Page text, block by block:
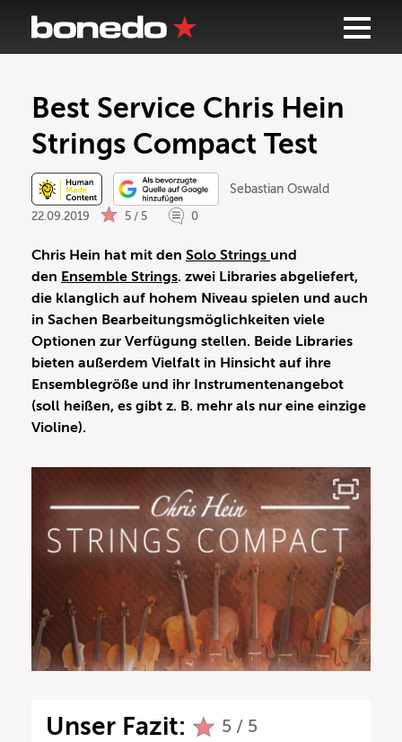
Best Service Chris Hein
Strings Compact Test
Sebastian Oswald
22.09.2019 5 / 5 0
Chris Hein hat mit den Solo Strings und
den Ensemble Strings. zwei Libraries abgeliefert,
die klanglich auf hohem Niveau spielen und auch
in Sachen Bearbeitungsmöglichkeiten viele
Optionen zur Verfügung stellen. Beide Libraries
bieten außerdem Vielfalt in Hinsicht auf ihre
Ensemblegröße und ihr Instrumentenangebot
(soll heißen, es gibt z. B. mehr als nur eine einzige
Violine).
Unser Fazit: 5 / 5